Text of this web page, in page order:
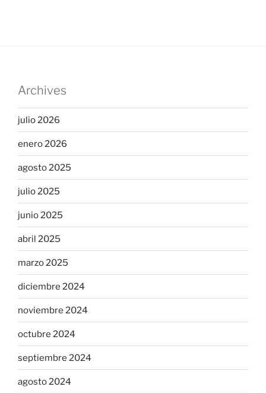
Archives
julio 2026
enero 2026
agosto 2025
julio 2025
junio 2025
abril 2025
marzo 2025
diciembre 2024
noviembre 2024
octubre 2024
septiembre 2024
agosto 2024